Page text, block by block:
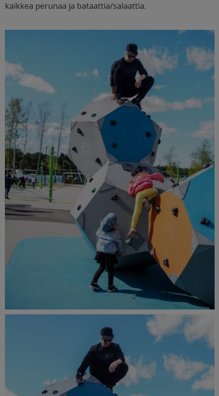
kaikkea perunaa ja bataattia/salaattia.